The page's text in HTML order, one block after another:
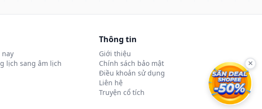
nay
lịch sang âm lịch
Thông tin
Giới thiệu
Chính sách bảo mật
Điều khoản sử dụng
Liên hệ
Truyện cổ tích
×